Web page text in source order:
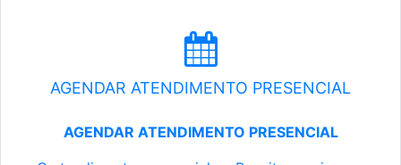
AGENDAR ATENDIMENTO PRESENCIAL
AGENDAR ATENDIMENTO PRESENCIAL